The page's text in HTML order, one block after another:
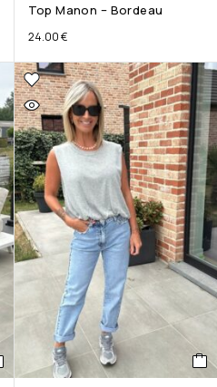
Top Manon – Bordeau
24.00€